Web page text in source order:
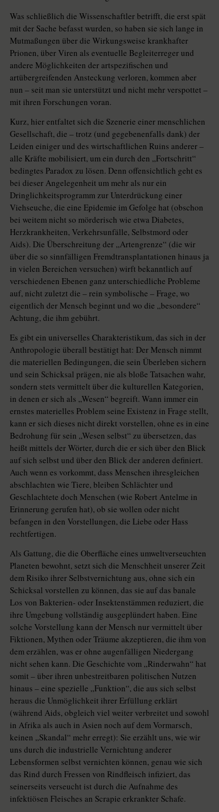
Was schließlich die Wissenschaftler betrifft, die erst spät
mit der Sache befasst wurden, so haben sie sich lange in
Mutmaßungen über die Wirkungsweise krankhafter
Prionen, über Viren als eventuelle Begleiterreger und
andere Möglichkeiten der artspezifischen und
artübergreifenden Ansteckung verloren, kommen aber
nun – seit man sie unterstützt und nicht mehr verspottet –
mit ihren Forschungen voran.
Kurz, hier entfaltet sich die Szenerie einer menschlichen
Gesellschaft, die – trotz (und gegebenenfalls dank) der
Leiden einiger und des wirtschaftlichen Ruins anderer –
alle Kräfte mobilisiert, um ein durch den „Fortschritt“
bedingtes Paradox zu lösen. Denn offensichtlich geht es
bei dieser Angelegenheit um mehr als nur ein
Dringlichkeitsprogramm zur Unterdrückung einer
Viehseuche, die eine Epidemie im Gefolge hat (obschon
bei weitem nicht so mörderisch wie etwa Diabetes,
Herzkrankheiten, Verkehrsunfälle, Selbstmord oder
Aids). Die Überschreitung der „Artengrenze“ (die wir
über die so sinnfälligen Fremdtransplantationen hinaus ja
in vielen Bereichen versuchen) wirft bekanntlich auf
verschiedenen Ebenen ganz unterschiedliche Probleme
auf, nicht zuletzt die – rein symbolische – Frage, wo
eigentlich der Mensch beginnt und wo die „besondere“
Achtung, die ihm gebührt.
Es gibt ein universelles Charakteristikum, das sich in der
Anthropologie überall bestätigt hat: Der Mensch nimmt
die materiellen Bedingungen, die sein Überleben sichern
und sein Schicksal prägen, nie als bloße Tatsachen wahr,
sondern stets vermittelt über die kulturellen Kategorien,
in denen er sich als „Wesen“ begreift. Wann immer ein
ernstes materielles Problem seine Existenz in Frage stellt,
kann er sich dieses nicht direkt vorstellen, ohne es in eine
Bedrohung für sein „Wesen selbst“ zu übersetzen, das
heißt mittels der Wörter, durch die er sich über den Blick
auf sich selbst und über den Blick der anderen definiert.
Auch wenn es vorkommt, dass Menschen ihresgleichen
abschlachten wie Tiere, bleiben Schlächter und
Geschlachtete doch Menschen (wie Robert Antelme in
Erinnerung gerufen hat), ob sie wollen oder nicht
befangen in den Vorstellungen, die Liebe oder Hass
rechtfertigen.
Als Gattung, die die Oberfläche eines umweltverseuchten
Planeten bewohnt, setzt sich die Menschheit unserer Zeit
dem Risiko ihrer Selbstvernichtung aus, ohne sich ein
Schicksal vorstellen zu können, das sie auf das banale
Los von Bakterien- oder Insektenstämmen reduziert, die
ihre Umgebung vollständig ausgeplündert haben. Eine
solche Vorstellung kann der Mensch nur vermittelt über
Fiktionen, Mythen oder Träume akzeptieren, die ihm von
dem erzählen, was er ohne augenfälligen Niedergang
nicht sehen kann. Die Geschichte vom „Rinderwahn“ hat
somit – über ihren unbestreitbaren politischen Nutzen
hinaus – eine spezielle „Funktion“, die aus sich selbst
heraus die Unmöglichkeit ihrer Erfüllung erklärt
(während Aids, obgleich viel weiter verbreitet und sowohl
in Afrika als auch in Asien noch auf dem Vormarsch,
keinen „Skandal“ mehr erregt): Sie erzählt uns, wie wir
uns durch die industrielle Vernichtung anderer
Lebensformen selbst vernichten können, genau wie sich
das Rind durch Fressen von Rindfleisch infiziert, das
seinerseits verseucht ist durch die Aufnahme des
infektiösen Fleisches an Scrapie erkrankter Schafe.